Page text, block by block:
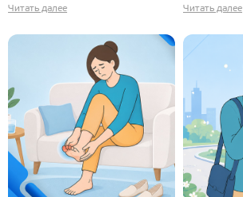
Читать далее Читать далее